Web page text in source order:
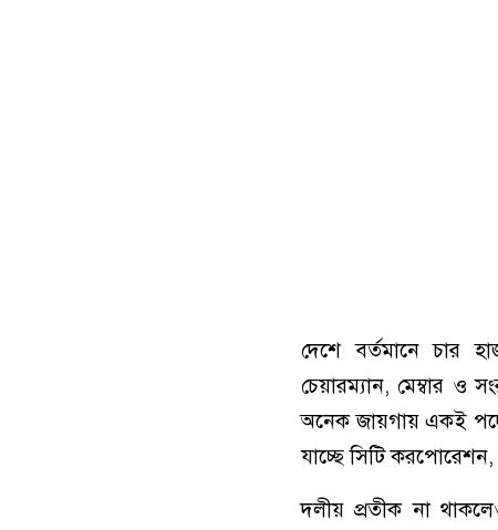
দেশে বর্তমানে চার
চেয়ারম্যান, মেম্বার ও
অনেক জায়গায় একই পদে
যাচ্ছে সিটি
দলীয় প্রতীক না